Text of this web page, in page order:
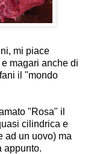
mi piace
magari anche di
il "mondo
"Rosa" il
cilindrica e
ad un uovo) ma
appunto.